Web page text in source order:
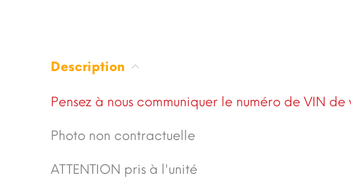
Description
Pensez à nous communiquer le numéro de VIN
Photo non contractuelle
ATTENTION pris à l'unité